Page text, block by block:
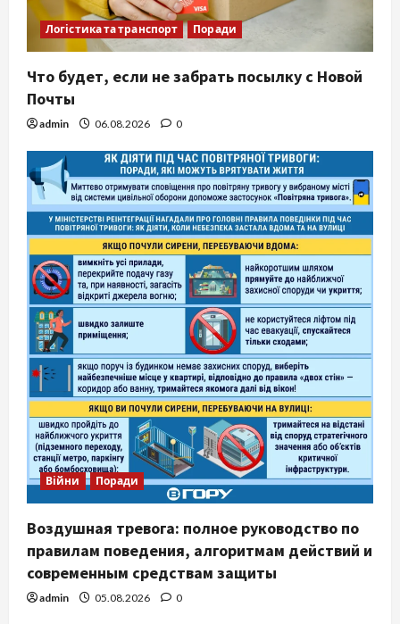
Логістика та транспорт Поради
Что будет, если не забрать посылку с Новой
Почты
admin 06.08.2026 0
Війни Поради
Воздушная тревога: полное руководство по
правилам поведения, алгоритмам действий и
современным средствам защиты
admin 05.08.2026 0